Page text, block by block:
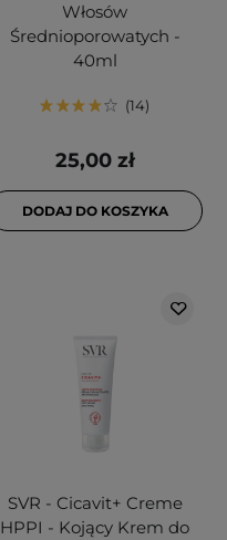
Włosów
Średnioporowatych -
40ml
14
25,00 zł
DODAJ DO KOSZYKA
SVR - Cicavit+ Creme
HPPI - Kojący Krem do